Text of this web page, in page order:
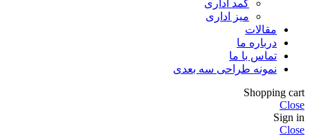
کمد اداری
میز اداری
مقالات
درباره ما
تماس با ما
نمونه طراحی سه بعدی
Shopping cart
Close
Sign in
Close